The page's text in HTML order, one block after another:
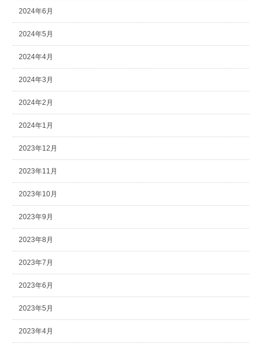
2024年6月
2024年5月
2024年4月
2024年3月
2024年2月
2024年1月
2023年12月
2023年11月
2023年10月
2023年9月
2023年8月
2023年7月
2023年6月
2023年5月
2023年4月